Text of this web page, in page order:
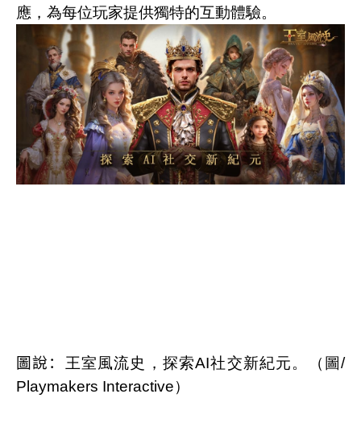
應，為每位玩家提供獨特的互動體驗。
圖說： 王室風流史，探索AI社交新紀元。（圖/
Playmakers Interactive）